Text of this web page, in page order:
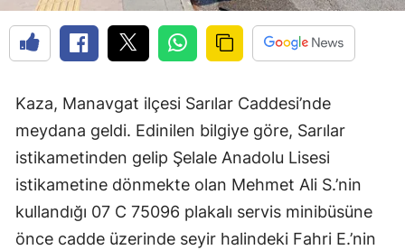
Kaza, Manavgat ilçesi Sarılar Caddesi’nde
meydana geldi. Edinilen bilgiye göre, Sarılar
istikametinden gelip Şelale Anadolu Lisesi
istikametine dönmekte olan Mehmet Ali S.’nin
kullandığı 07 C 75096 plakalı servis minibüsüne
önce cadde üzerinde seyir halindeki Fahri E.’nin